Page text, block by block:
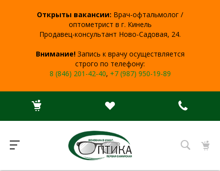
Открыты вакансии: Врач-офтальмолог /
оптометрист в г. Кинель
Продавец-консультант Ново-Садовая, 24.
Внимание!Запись к врачу осуществляется
строго по телефону:
8 (846) 201-42-40, +7 (987) 950-19-89